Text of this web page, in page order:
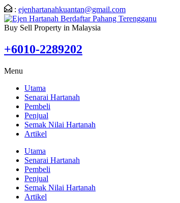
: ejenhartanahkuantan@gmail.com
Buy Sell Property in Malaysia
+6010-2289202
Menu
Utama
Senarai Hartanah
Pembeli
Penjual
Semak Nilai Hartanah
Artikel
Utama
Senarai Hartanah
Pembeli
Penjual
Semak Nilai Hartanah
Artikel